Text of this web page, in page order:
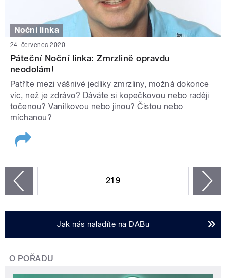
Noční linka
24. červenec 2020
Páteční Noční linka: Zmrzlině opravdu
neodolám!
Patříte mezi vášnivé jedlíky zmrzliny, možná dokonce
víc, než je zdrávo? Dáváte si kopečkovou nebo raději
točenou? Vanilkovou nebo jinou? Čistou nebo
míchanou?
219
Jak nás naladíte na DABu
O POŘADU